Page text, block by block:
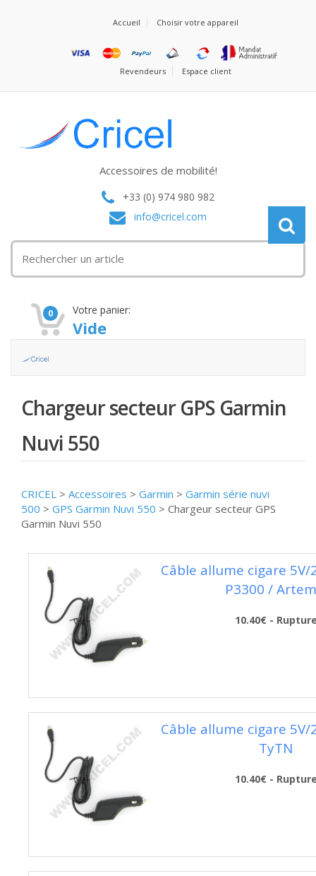
Accueil Choisir votre appareil
Revendeurs Espace client
Accessoires de mobilité!
+33 (0) 974 980 982
info@cricel.com
0 Votre panier:
Vide
Chargeur secteur GPS Garmin
Nuvi 550
CRICEL > Accessoires > Garmin > Garmin série nuvi
500 > GPS Garmin Nuvi 550 > Chargeur secteur GPS
Garmin Nuvi 550
Câble allume cigare 5V/
P3300 /
10.40€ -
Câble allume cigare 5V/
TyTN
10.40€ -